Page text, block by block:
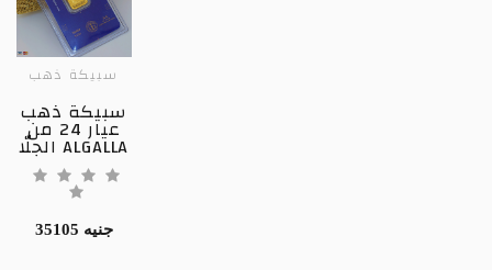
سبيكة ذهب
سبيكة ذهب
عيار 24 من
الجلّا ALGALLA
35105 جنيه